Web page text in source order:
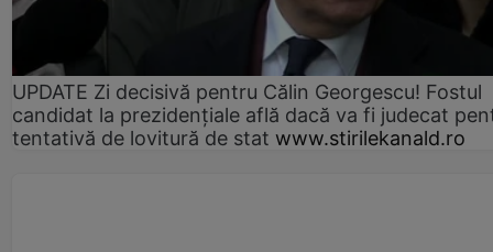
UPDATE Zi decisivă pentru Călin Georgescu! Fostul
candidat la prezidențiale află dacă va fi judecat
tentativă de lovitură de stat www.stirilekanald.ro